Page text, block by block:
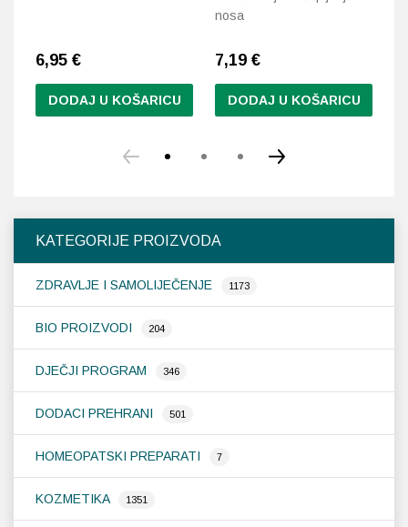
KATEGORIJE PROIZVODA
ZDRAVLJE I SAMOLIJEČENJE 1173
BIO PROIZVODI 204
DJEČJI PROGRAM 346
DODACI PREHRANI 501
HOMEOPATSKI PREPARATI 7
KOZMETIKA 1351
6,95 €
DODAJ U KOŠARICU
nosa
7,19 €
DODAJ U KOŠARICU